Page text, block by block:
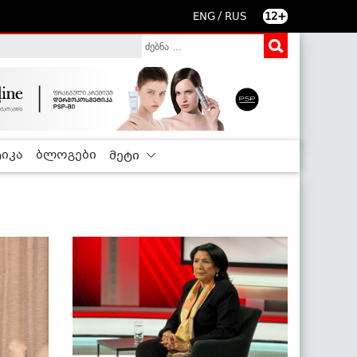
ENG / RUS 12+
ბლოგები მეტი